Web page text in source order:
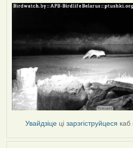
Увайдзіце цізарэгіструйцеся каб